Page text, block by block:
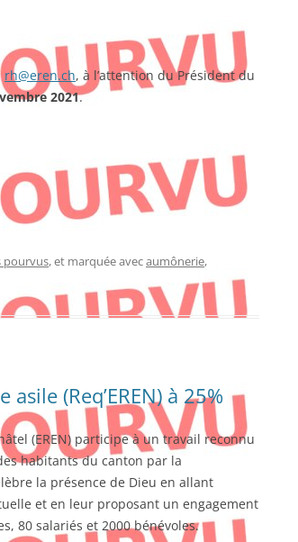
rh@eren.ch, à l’attention du Président du
2021.
pourvus, et marquée avecaumônerie,
(Req’EREN) à 25%
(EREN) participe à un travail reconnu
habitants du canton par la
la présence de Dieu en allant
et en leur proposant un engagement
80 salariés et 2000 bénévoles.